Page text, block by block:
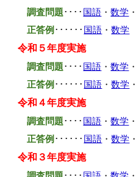
調査問題････ 国語 ・数学
正答例･･････ 国語 ・数学
令和５年度実施
調査問題････ 国語 ・数学
正答例･･････ 国語 ・数学
令和４年度実施
調査問題････ 国語 ・数学
正答例･･････ 国語 ・数学
令和３年度実施